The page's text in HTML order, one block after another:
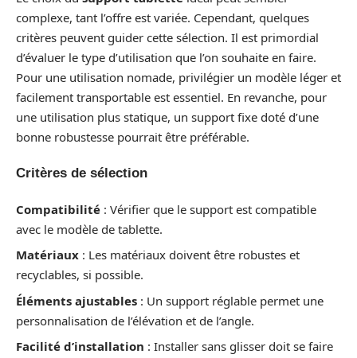
complexe, tant l’offre est variée. Cependant, quelques
critères peuvent guider cette sélection. Il est primordial
d’évaluer le type d’utilisation que l’on souhaite en faire.
Pour une utilisation nomade, privilégier un modèle léger et
facilement transportable est essentiel. En revanche, pour
une utilisation plus statique, un support fixe doté d’une
bonne robustesse pourrait être préférable.
Critères de sélection
Compatibilité : Vérifier que le support est compatible
avec le modèle de tablette.
Matériaux : Les matériaux doivent être robustes et
recyclables, si possible.
Éléments ajustables : Un support réglable permet une
personnalisation de l’élévation et de l’angle.
Facilité d’installation : Installer sans glisser doit se faire